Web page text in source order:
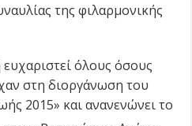
της φιλαρμονικής
όλους όσους
στη διοργάνωση του
2015» και ανανενώνει το